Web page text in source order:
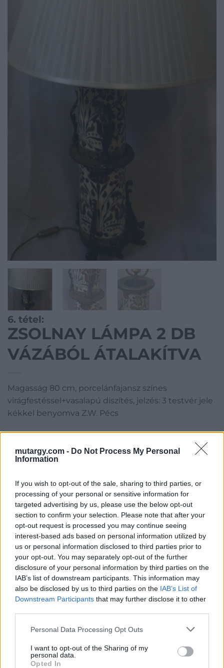
mutargy.com - Do Not Process My Personal
Information
If you wish to opt-out of the sale, sharing to third parties, or
processing of your personal or sensitive information for
targeted advertising by us, please use the below opt-out
section to confirm your selection. Please note that after your
opt-out request is processed you may continue seeing
interest-based ads based on personal information utilized by
us or personal information disclosed to third parties prior to
your opt-out. You may separately opt-out of the further
disclosure of your personal information by third parties on the
IAB’s list of downstream participants. This information may
also be disclosed by us to third parties on the IAB’s List of
Downstream Participants that may further disclose it to other
Personal Data Processing Opt Outs
I want to opt-out of the Sharing of my
personal data.
Opted In
6. tétel:
ZSOLNAY LÁMPA 2 DB
VÁZÁBÓL ÁTALAKÍTVA
Magasság 80 cm, porcelánfajansz színes
virágfestéssel+vasalapú díszítés, jelzés: 3 testvér jele
kékkel benyomva Z.W. Pécs
Kategória:Porcelán, kerámia
Kikiáltási ár:300 000Ft
Aukció adatai
Aukció neve: Műtárgy, Grafika Aukció 2019.08.12. - 08.18.
Aukció dátuma: 2019.08.18
Aukció ideje: 20:00
https://www.amordelarte.hu/aukciok/
Tételszám: 6
Eladó adatai
Eladó:
Aukciósház
Cím: Ráduly Zoltán
Sopron